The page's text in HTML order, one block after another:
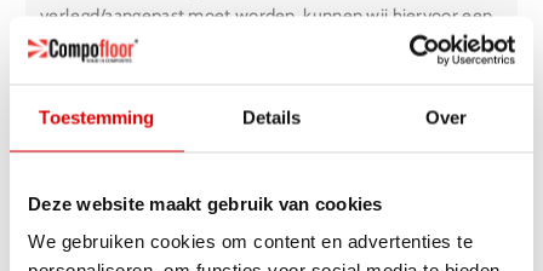
Toestemming Details Over
Deze website maakt gebruik van cookies
We gebruiken cookies om content en advertenties te
verlegd/aangepast moet worden, kunnen wij hiervoor een
van onze partners inschakelen.
In- en uithuizen
Wij zijn geen verhuisbedrijf, maar kunnen u hierin wel
verhuiscontainer nodig? Of een extra handje? Dan kan
Compofloor u hierbij helpen.